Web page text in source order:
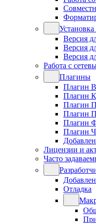
Версия
Версия
Версия
Работа с
Плагины
Плагин
Плагин
Плагин
Плагин
Плагин
Плагин
Лицензии и
Часто
Отладка